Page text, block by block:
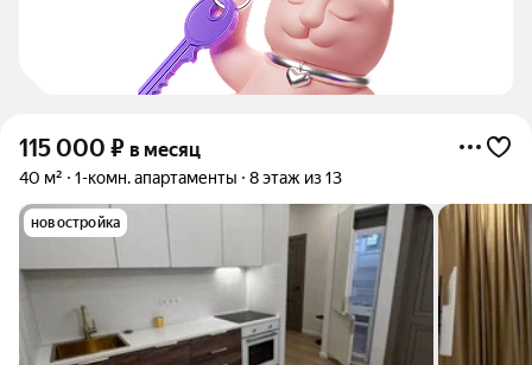
115 000 ₽ в месяц
40 м² 1-комн. апартаменты 8 этаж из 13
новостройка